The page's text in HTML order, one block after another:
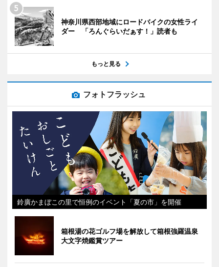
神奈川県西部地域にロードバイクの女性ライ
ダー 「ろんぐらいだぁす！」読者も
もっと見る
フォトフラッシュ
鈴廣かまぼこの里で恒例のイベント「夏の市」を開催
箱根湯の花ゴルフ場を解放して箱根強羅温泉
大文字焼鑑賞ツアー